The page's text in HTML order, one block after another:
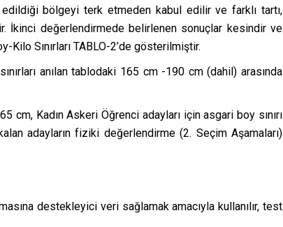
edildiği bölgeyi terk etmeden kabul edilir ve farklı tartı,
İkinci değerlendirmede belirlenen sonuçlar kesindir ve
Sınırları TABLO-2’de gösterilmiştir.
anılan tablodaki 165 cm -190 cm (dahil) arasında
cm, Kadın Askeri Öğrenci adayları için asgari boy sınırı
adayların fiziki değerlendirme (2. Seçim Aşamaları)
destekleyici veri sağlamak amacıyla kullanılır, test